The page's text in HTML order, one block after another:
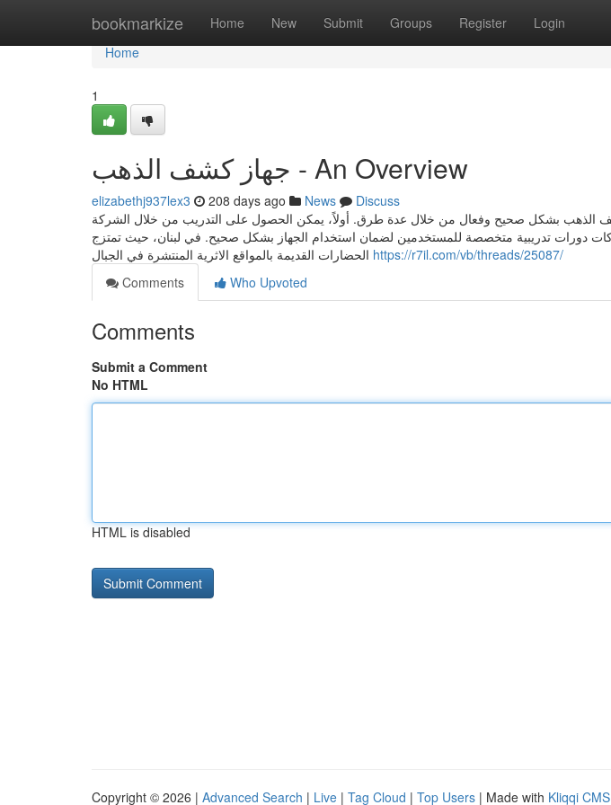
bookmarkize Home New Submit Groups Register Login
Home
Home
1
جهاز كشف الذهب - An Overview
elizabethj937lex3 208 days ago News
Discuss
الذهب بشكل صحيح وفعال من خلال عدة طرق. أولاً، يمكن الحصول على التدريب من خلال الشركة
دورات تدريبية متخصصة للمستخدمين لضمان استخدام الجهاز بشكل صحيح. في لبنان، حيث تمتزج
https://r7il.com/vb/threads/25087/
Comments
Who Upvoted
Comments
Submit a Comment
No HTML
HTML is disabled
Copyright © 2026 | Advanced Search | Live | Tag Cloud | Top Users | Made with Kliqqi CMS